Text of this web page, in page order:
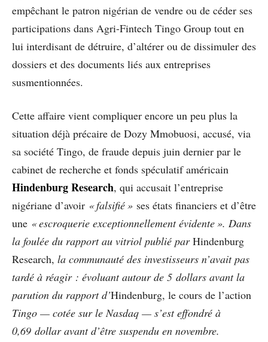
empêchant le patron nigérian de vendre ou de céder ses
participations dans Agri-Fintech Tingo Group tout en
lui interdisant de détruire, d’altérer ou de dissimuler des
dossiers et des documents liés aux entreprises
susmentionnées.
Cette affaire vient compliquer encore un peu plus la
situation déjà précaire de Dozy Mmobuosi, accusé, via
sa société Tingo, de fraude depuis juin dernier par le
cabinet de recherche et fonds spéculatif américain
Hindenburg Research, qui accusait l’entreprise
nigériane d’avoir « falsifié » ses états financiers et d’être
une « escroquerie exceptionnellement évidente ». Dans
la foulée du rapport au vitriol publié parHindenburg
Research, la communauté des investisseurs n’avait pas
tardé à réagir : évoluant autour de 5 dollars avant la
parution du rapport d’Hindenburg, le cours de l’action
Tingo — cotée sur le Nasdaq — s’est effondré à
0,69 dollar avant d’être suspendu en novembre.